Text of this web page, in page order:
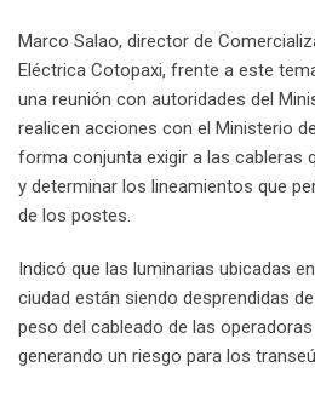
Marco Salao, director de
Eléctrica Cotopaxi, frente a este
una reunión con autoridades del
realicen acciones con el Ministerio
forma conjunta exigir a las cableras
y determinar los lineamientos que
de los postes.
Indicó que las luminarias ubicadas
ciudad están siendo desprendidas
peso del cableado de las
generando un riesgo para los